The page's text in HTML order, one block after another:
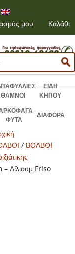
μου
Καλάθι
ΕΙΔΗ
ΚΗΠΟΥ
ΦΥΤΑ
ΔΙΑΦΟΡΑ
/ ΒΟΛΒOI
Λίλιουμ Friso